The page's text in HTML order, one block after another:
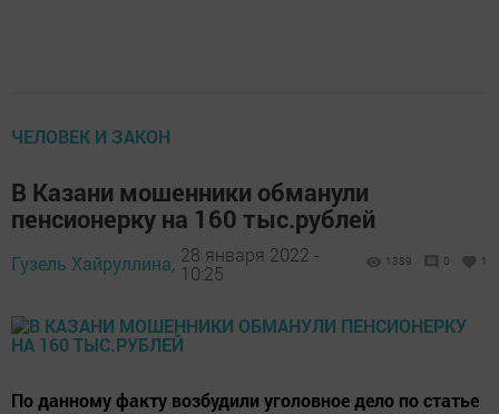
ЧЕЛОВЕК И ЗАКОН
В Казани мошенники обманули
пенсионерку на 160 тыс.рублей
Гузель Хайруллина, 28 января 2022 -
10:25
1389 0 1
По данному факту возбудили уголовное дело по статье